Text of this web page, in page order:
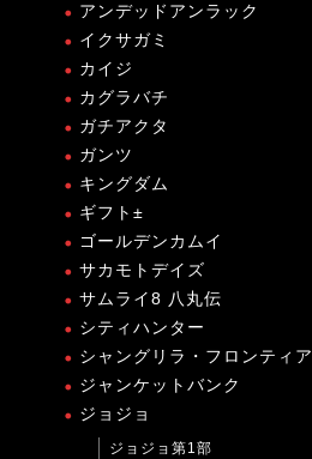
アンデッドアンラック
イクサガミ
カイジ
カグラバチ
ガチアクタ
ガンツ
キングダム
ギフト±
ゴールデンカムイ
サカモトデイズ
サムライ8 八丸伝
シティハンター
シャングリラ・フロンティア
ジャンケットバンク
ジョジョ
ジョジョ第1部